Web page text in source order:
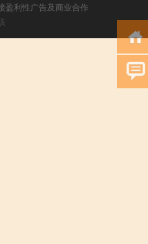
盈利性广告及商业合作